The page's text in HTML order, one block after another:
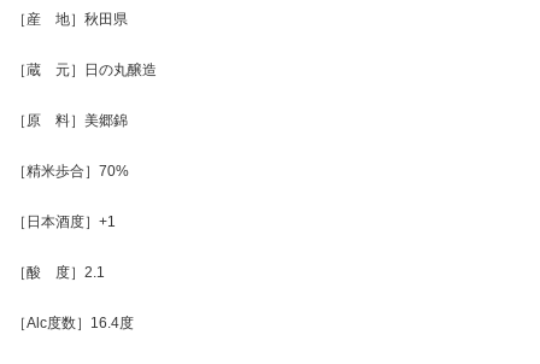
［産 地］秋田県
［蔵 元］日の丸醸造
［原 料］美郷錦
［精米歩合］70%
［日本酒度］+1
［酸 度］2.1
［Alc度数］16.4度